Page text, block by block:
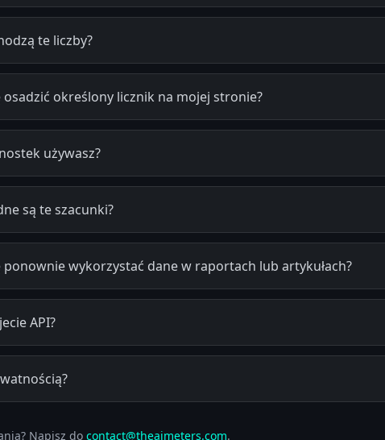
te liczby?
osadzić określony licznik na mojej stronie?
używasz?
są te szacunki?
ponownie wykorzystać dane w raportach lub artykułach?
API?
Napisz do contact@theaimeters.com.